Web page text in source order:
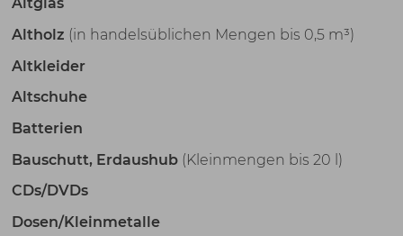
Altglas
Altholz (in handelsüblichen Mengen bis 0,5 m³)
Altkleider
Altschuhe
Batterien
Bauschutt, Erdaushub (Kleinmengen bis 20 l)
CDs/DVDs
Dosen/Kleinmetalle